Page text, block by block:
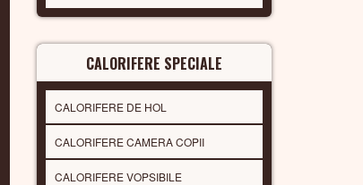
CALORIFERE SPECIALE
CALORIFERE DE HOL
CALORIFERE CAMERA COPII
CALORIFERE VOPSIBILE